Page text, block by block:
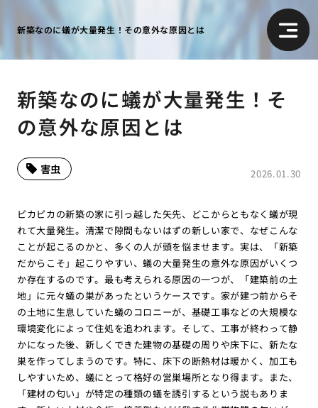
新築なのに蟻が大量発生！その意外な原因とは
新築なのに蟻が大量発生！そ
の意外な原因とは
2026.01.30
害虫
ピカピカの新築の家に引っ越した矢先、どこからともなく蟻が現
れて大量発生。清潔で隙間もないはずの新しい家で、なぜこんな
ことが起こるのかと、多くの人が頭を悩ませます。実は、「新築
だからこそ」起こりやすい、蟻の大量発生の意外な原因がいくつ
か存在するのです。最も考えられる原因の一つが、「建築前の土
地」に元々蟻の巣があったというケースです。家が建つ前からそ
の土地に生息していた蟻のコロニーが、基礎工事などの大規模な
環境変化によって住処を追われます。そして、工事が終わって静
かになった後、新しくできた建物の基礎の周りや床下に、新たな
巣を作ってしまうのです。特に、床下の断熱材は暖かく、加工も
しやすいため、蟻にとって格好の営巣場所となり得ます。また、
「建材の匂い」が特定の種類の蟻を誘引するという説もありま